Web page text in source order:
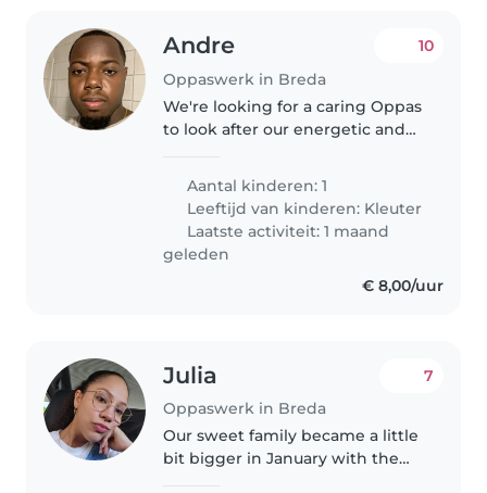
Andre
Oppaswerk in Breda
10
We're looking for a caring Oppas
to look after our energetic and
talkative and loves to play. We
need someone comfortable..
Aantal kinderen: 1
Leeftijd van kinderen: Kleuter
Laatste activiteit: 1 maand
geleden
€ 8,00/uur
Julia
Oppaswerk in Breda
7
Our sweet family became a little
bit bigger in January with the